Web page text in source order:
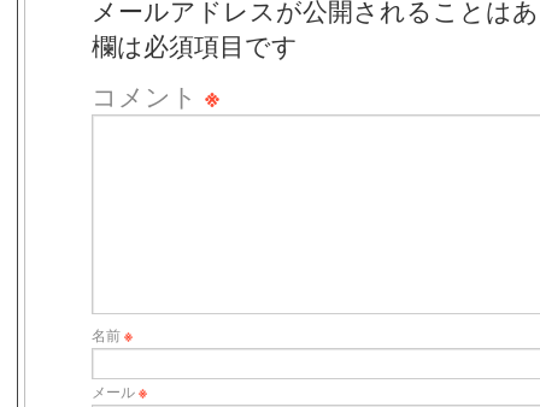
メールアドレスが公開されることは
欄は必須項目です
コメント ※
名前※
メール※